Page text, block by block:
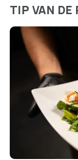
TIP VAN DE